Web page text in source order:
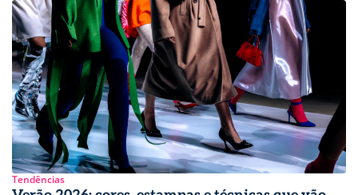
Tendências